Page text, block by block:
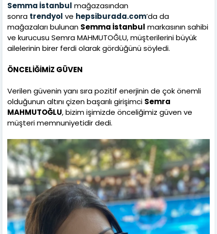
Semma İstanbul mağazasından
sonra trendyol ve hepsiburada.com’da da
mağazaları bulunan Semma İstanbul markasının sahibi
ve kurucusu Semra MAHMUTOĞLU, müşterilerini büyük
ailelerinin birer ferdi olarak gördüğünü söyledi.
ÖNCELİĞİMİZ GÜVEN
Verilen güvenin yanı sıra pozitif enerjinin de çok önemli
olduğunun altını çizen başarılı girişimci Semra
MAHMUTOĞLU, bizim işimizde önceliğimiz güven ve
müşteri memnuniyetidir dedi.